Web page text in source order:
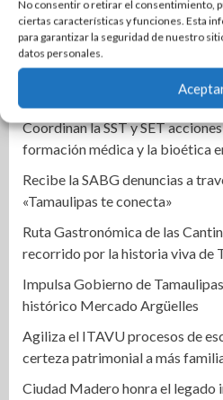
No consentir o retirar el consentimiento,
ciertas características y funciones. Esta
para garantizar la seguridad de nuestro
datos personales.
los productores pecuarios
Ganan tamaulipecos otras dos
los Juegos Centroamericanos y
Entrega SEBIEN paquetes
Coordinan la SST y SET
formación médica y la bioética
Recibe la SABG denuncias a
«Tamaulipas te conecta»
Ruta Gastronómica de las
recorrido por la historia viva de
Impulsa Gobierno de
histórico Mercado Argüelles
Agiliza el ITAVU procesos de
certeza patrimonial a más
Ciudad Madero honra el legado